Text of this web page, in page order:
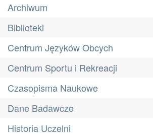
Archiwum
Biblioteki
Centrum Języków Obcych
Centrum Sportu i Rekreacji
Czasopisma Naukowe
Dane Badawcze
Historia Uczelni